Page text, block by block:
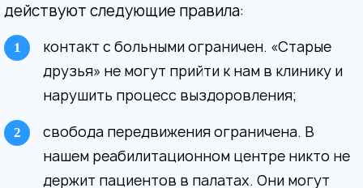
действуют следующие правила:
контакт с больными ограничен. «Старые
друзья» не могут прийти к нам в клинику и
нарушить процесс выздоровления;
свобода передвижения ограничена. В
нашем реабилитационном центре никто не
держит пациентов в палатах. Они могут